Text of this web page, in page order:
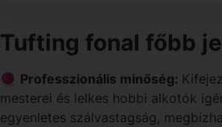
Tufting fonal főbb
🧶 Professzionális minőség:
mesterei és lelkes hobbi alkotók
egyenletes szálvastagság,